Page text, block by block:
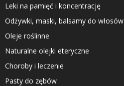
Leki na pamięć i koncentrację
Odżywki, maski, balsamy do włosów
Oleje roślinne
Naturalne olejki eteryczne
Choroby i leczenie
Pasty do zębów